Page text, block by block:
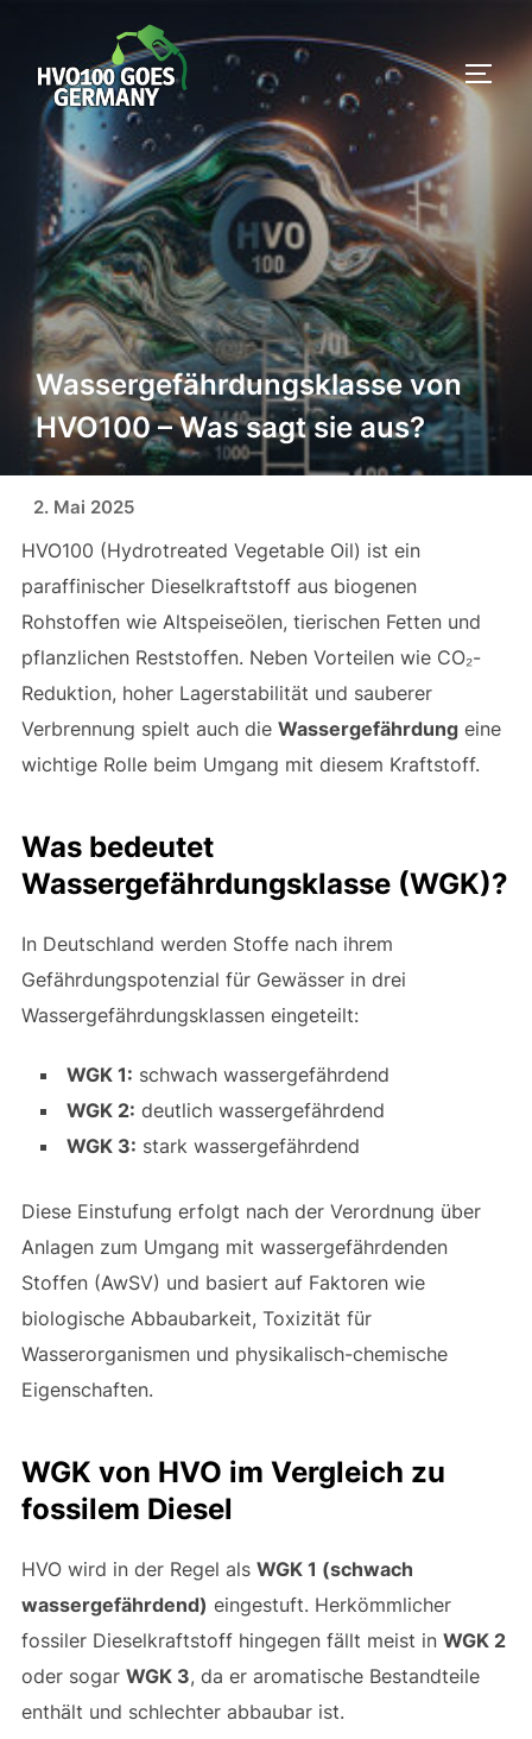
springen
Wassergefährdungsklasse von
HVO100 – Was sagt sie aus?
2. Mai 2025
HVO100 (Hydrotreated Vegetable Oil) ist ein
paraffinischer Dieselkraftstoff aus biogenen
Rohstoffen wie Altspeiseölen, tierischen Fetten und
pflanzlichen Reststoffen. Neben Vorteilen wie CO₂-
Reduktion, hoher Lagerstabilität und sauberer
Verbrennung spielt auch die Wassergefährdungeine
wichtige Rolle beim Umgang mit diesem Kraftstoff.
Was bedeutet
Wassergefährdungsklasse (WGK)?
In Deutschland werden Stoffe nach ihrem
Gefährdungspotenzial für Gewässer in drei
Wassergefährdungsklassen eingeteilt:
WGK 1: schwach wassergefährdend
WGK 2: deutlich wassergefährdend
WGK 3: stark wassergefährdend
Diese Einstufung erfolgt nach der Verordnung über
Anlagen zum Umgang mit wassergefährdenden
Stoffen (AwSV) und basiert auf Faktoren wie
biologische Abbaubarkeit, Toxizität für
Wasserorganismen und physikalisch-chemische
Eigenschaften.
WGK von HVO im Vergleich zu
fossilem Diesel
HVO wird in der Regel als WGK 1 (schwach
wassergefährdend) eingestuft. Herkömmlicher
fossiler Dieselkraftstoff hingegen fällt meist in WGK 2
oder sogar WGK 3, da er aromatische Bestandteile
enthält und schlechter abbaubar ist.